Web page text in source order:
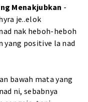
Menakjubkan -
je..elok
nak heboh-heboh
yang positive la nad
bawah mata yang
ni, sebabnya